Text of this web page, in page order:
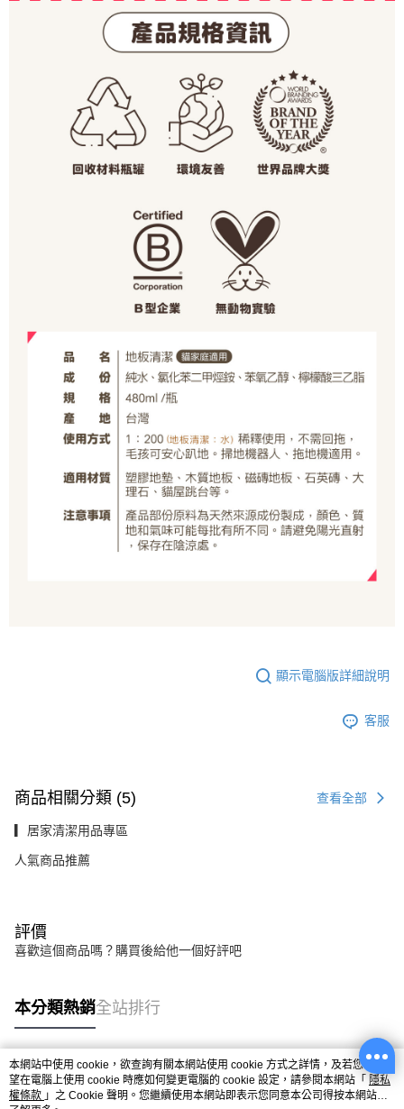
顯示電腦版詳細說明
客服
商品相關分類 (5) 查看全部
▎居家清潔用品專區
人氣商品推薦
評價
喜歡這個商品嗎？購買後給他一個好評吧
本分類熱銷全站排行
熱門標籤
本網站中使用 cookie，欲查詢有關本網站使用 cookie 方式之詳情，及若您不希
望在電腦上使用 cookie 時應如何變更電腦的 cookie 設定，請參閱本網站「 隱私
權條款 」之 Cookie 聲明。您繼續使用本網站即表示您同意本公司得按本網站使